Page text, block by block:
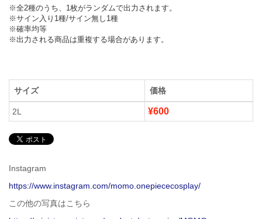
※全2種のうち、1枚がランダムで出力されます。
※サイン入り1種/サイン無し1種
※確率均等
※出力される商品は重複する場合があります。
サイズ 価格
2L ¥600
Instagram
https://www.instagram.com/momo.onepiececosplay/
この他の写真はこちら